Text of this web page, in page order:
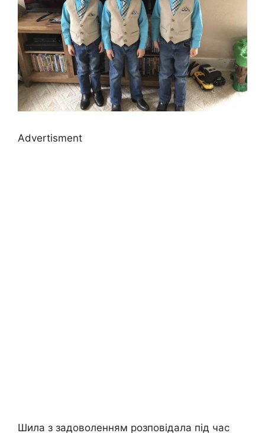
Advertisment
Шила з задоволенням розповідала під час